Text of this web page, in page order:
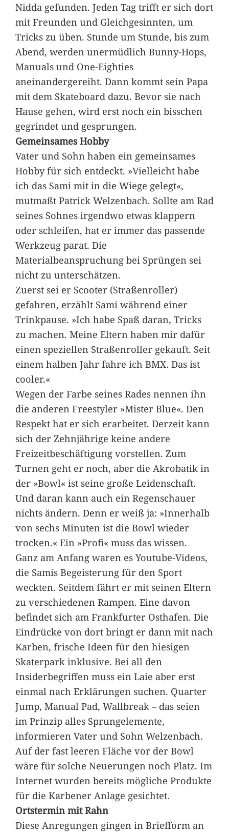
Nidda gefunden. Jeden Tag trifft er sich dort
mit Freunden und Gleichgesinnten, um
Tricks zu üben. Stunde um Stunde, bis zum
Abend, werden unermüdlich Bunny-Hops,
Manuals und One-Eighties
aneinandergereiht. Dann kommt sein Papa
mit dem Skateboard dazu. Bevor sie nach
Hause gehen, wird erst noch ein bisschen
gegrindet und gesprungen.
Gemeinsames Hobby
Vater und Sohn haben ein gemeinsames
Hobby für sich entdeckt. »Vielleicht habe
ich das Sami mit in die Wiege gelegt«,
mutmaßt Patrick Welzenbach. Sollte am Rad
seines Sohnes irgendwo etwas klappern
oder schleifen, hat er immer das passende
Werkzeug parat. Die
Materialbeanspruchung bei Sprüngen sei
nicht zu unterschätzen.
Zuerst sei er Scooter (Straßenroller)
gefahren, erzählt Sami während einer
Trinkpause. »Ich habe Spaß daran, Tricks
zu machen. Meine Eltern haben mir dafür
einen speziellen Straßenroller gekauft. Seit
einem halben Jahr fahre ich BMX. Das ist
cooler.«
Wegen der Farbe seines Rades nennen ihn
die anderen Freestyler »Mister Blue«. Den
Respekt hat er sich erarbeitet. Derzeit kann
sich der Zehnjährige keine andere
Freizeitbeschäftigung vorstellen. Zum
Turnen geht er noch, aber die Akrobatik in
der »Bowl« ist seine große Leidenschaft.
Und daran kann auch ein Regenschauer
nichts ändern. Denn er weiß ja: »Innerhalb
von sechs Minuten ist die Bowl wieder
trocken.« Ein »Profi« muss das wissen.
Ganz am Anfang waren es Youtube-Videos,
die Samis Begeisterung für den Sport
weckten. Seitdem fährt er mit seinen Eltern
zu verschiedenen Rampen. Eine davon
befindet sich am Frankfurter Osthafen. Die
Eindrücke von dort bringt er dann mit nach
Karben, frische Ideen für den hiesigen
Skaterpark inklusive. Bei all den
Insiderbegriffen muss ein Laie aber erst
einmal nach Erklärungen suchen. Quarter
Jump, Manual Pad, Wallbreak – das seien
im Prinzip alles Sprungelemente,
informieren Vater und Sohn Welzenbach.
Auf der fast leeren Fläche vor der Bowl
wäre für solche Neuerungen noch Platz. Im
Internet wurden bereits mögliche Produkte
für die Karbener Anlage gesichtet.
Ortstermin mit Rahn
Diese Anregungen gingen in Briefform an